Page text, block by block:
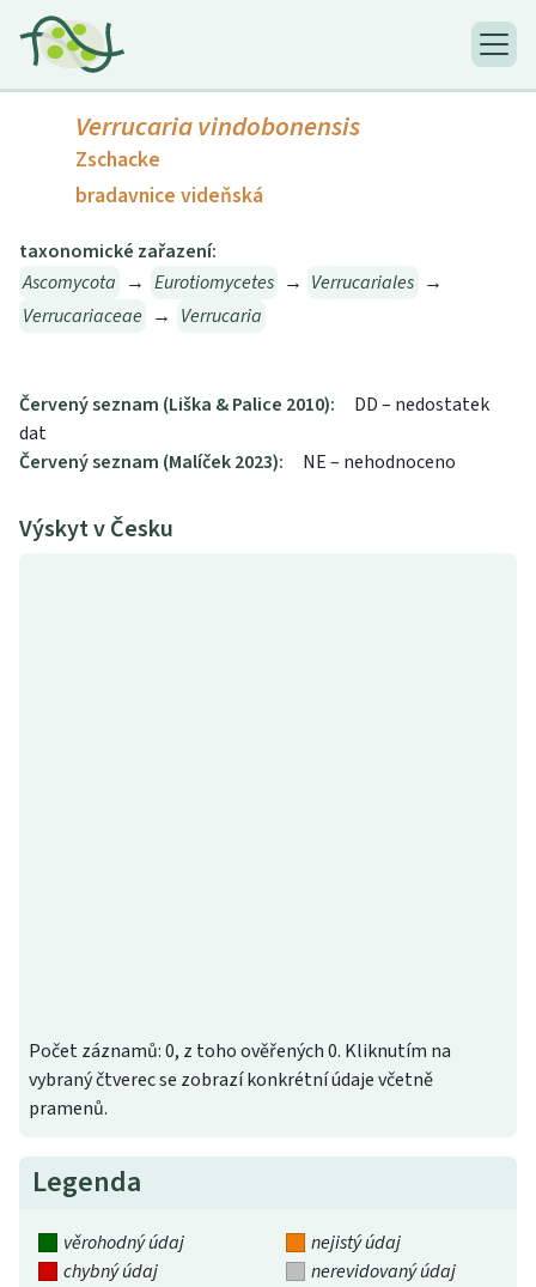
Verrucaria vindobonensis
Zschacke
bradavnice videňská
taxonomické zařazení:
Ascomycota → Eurotiomycetes → Verrucariales →
Verrucariaceae → Verrucaria
Červený seznam (Liška & Palice 2010):
DD – nedostatek
dat
Červený seznam (Malíček 2023):
NE – nehodnoceno
Výskyt v Česku
Počet záznamů: 0, z toho ověřených 0. Kliknutím na
vybraný čtverec se zobrazí konkrétní údaje včetně
pramenů.
Legenda
věrohodný údaj
nejistý údaj
chybný údaj
nerevidovaný údaj